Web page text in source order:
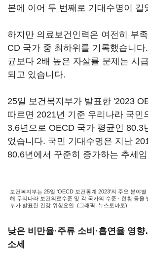
본에 이어 두 번째로 기대수명이 길
하지만 의료보건인력은 여전히 부
CD 국가 중 최하위를 기록했습니
균보다 2배 높은 자살률 문제는 시
되고 있습니다.
25일 보건복지부가 발표한 '2023
따르면 2021년 기준 우리나라 국민
3.6년으로 OECD 국가 평균인 80.3
었습니다. 국민 기대수명은 지난
80.6년에서 꾸준히 증가하는 추세
보건복지부는 25일 'OECD 보건통계 2023'의 주요 분야
해 우리나라 보건의료수준 및 각 국가의 수준 · 현황 등을
부가 발표한 건강 위험요인. (그래픽=뉴스토마토)
낮은 비만율·주류 소비·흡연율 영
소세